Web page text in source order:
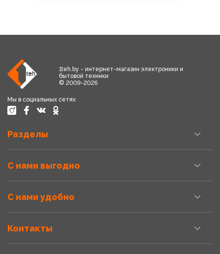
1teh.by - интернет-магазин электроники и
бытовой техники
© 2009-2026
Мы в социальных сетях
Разделы
С нами выгодно
С нами удобно
Контакты